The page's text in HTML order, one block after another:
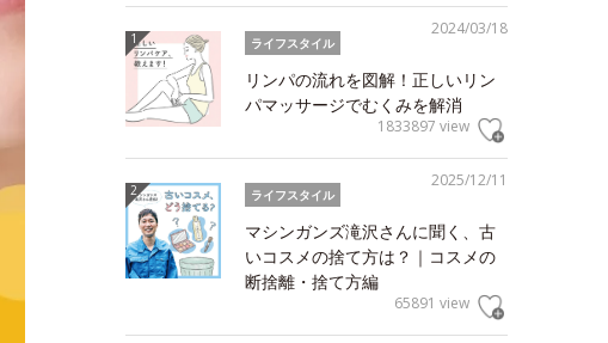
2024/03/18
ライフスタイル
リンパの流れを図解！正しいリン
パマッサージでむくみを解消
1833897 view
2025/12/11
ライフスタイル
マシンガンズ滝沢さんに聞く、古
いコスメの捨て方は？｜コスメの
断捨離・捨て方編
65891 view